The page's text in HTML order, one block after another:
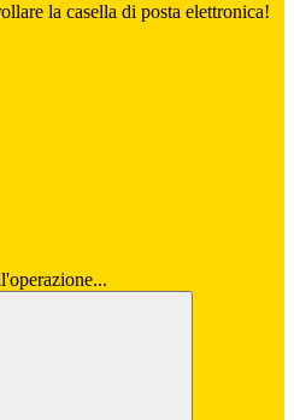
la casella di posta elettronica!